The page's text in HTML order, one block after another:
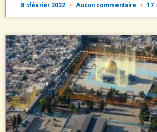
8 בfévrier 2022 Aucun commentaire